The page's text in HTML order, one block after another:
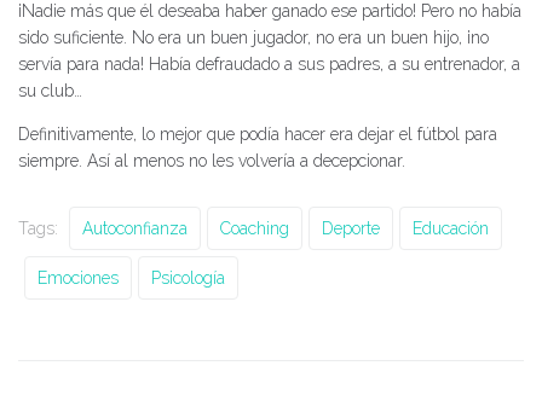
¡Nadie más que él deseaba haber ganado ese partido! Pero no había
sido suficiente. No era un buen jugador, no era un buen hijo, ¡no
servía para nada! Había defraudado a sus padres, a su entrenador, a
su club…
Definitivamente, lo mejor que podía hacer era dejar el fútbol para
siempre. Así al menos no les volvería a decepcionar.
Tags: Autoconfianza Coaching Deporte Educación
Emociones Psicología